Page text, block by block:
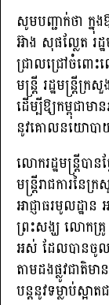
សូមបញ្ជាក់ថា ក្
អ៊ាង សុផល្លែត រ
ជ្រាលជ្រៅចំពោ
មន្ត្រី រដ្ឋមន្រ្តីក្
ដើម្បីឱ្យកម្ពុជាម
នូវគោលនយោបា
លោករដ្ឋមន្រ្តីប
មន្រ្តីរាជការនៃក្
អាជ្ញាធរមូលដ្ឋា
ព្រះសង្ឃ លោកគ្
អស់ ដែលបានចូល
តាមដងផ្លូវជាតិ
បន្តនូវទម្លាប់ស្អា